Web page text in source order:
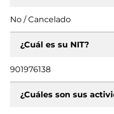
No / Cancelado
¿Cuál es su NIT?
901976138
¿Cuáles son sus